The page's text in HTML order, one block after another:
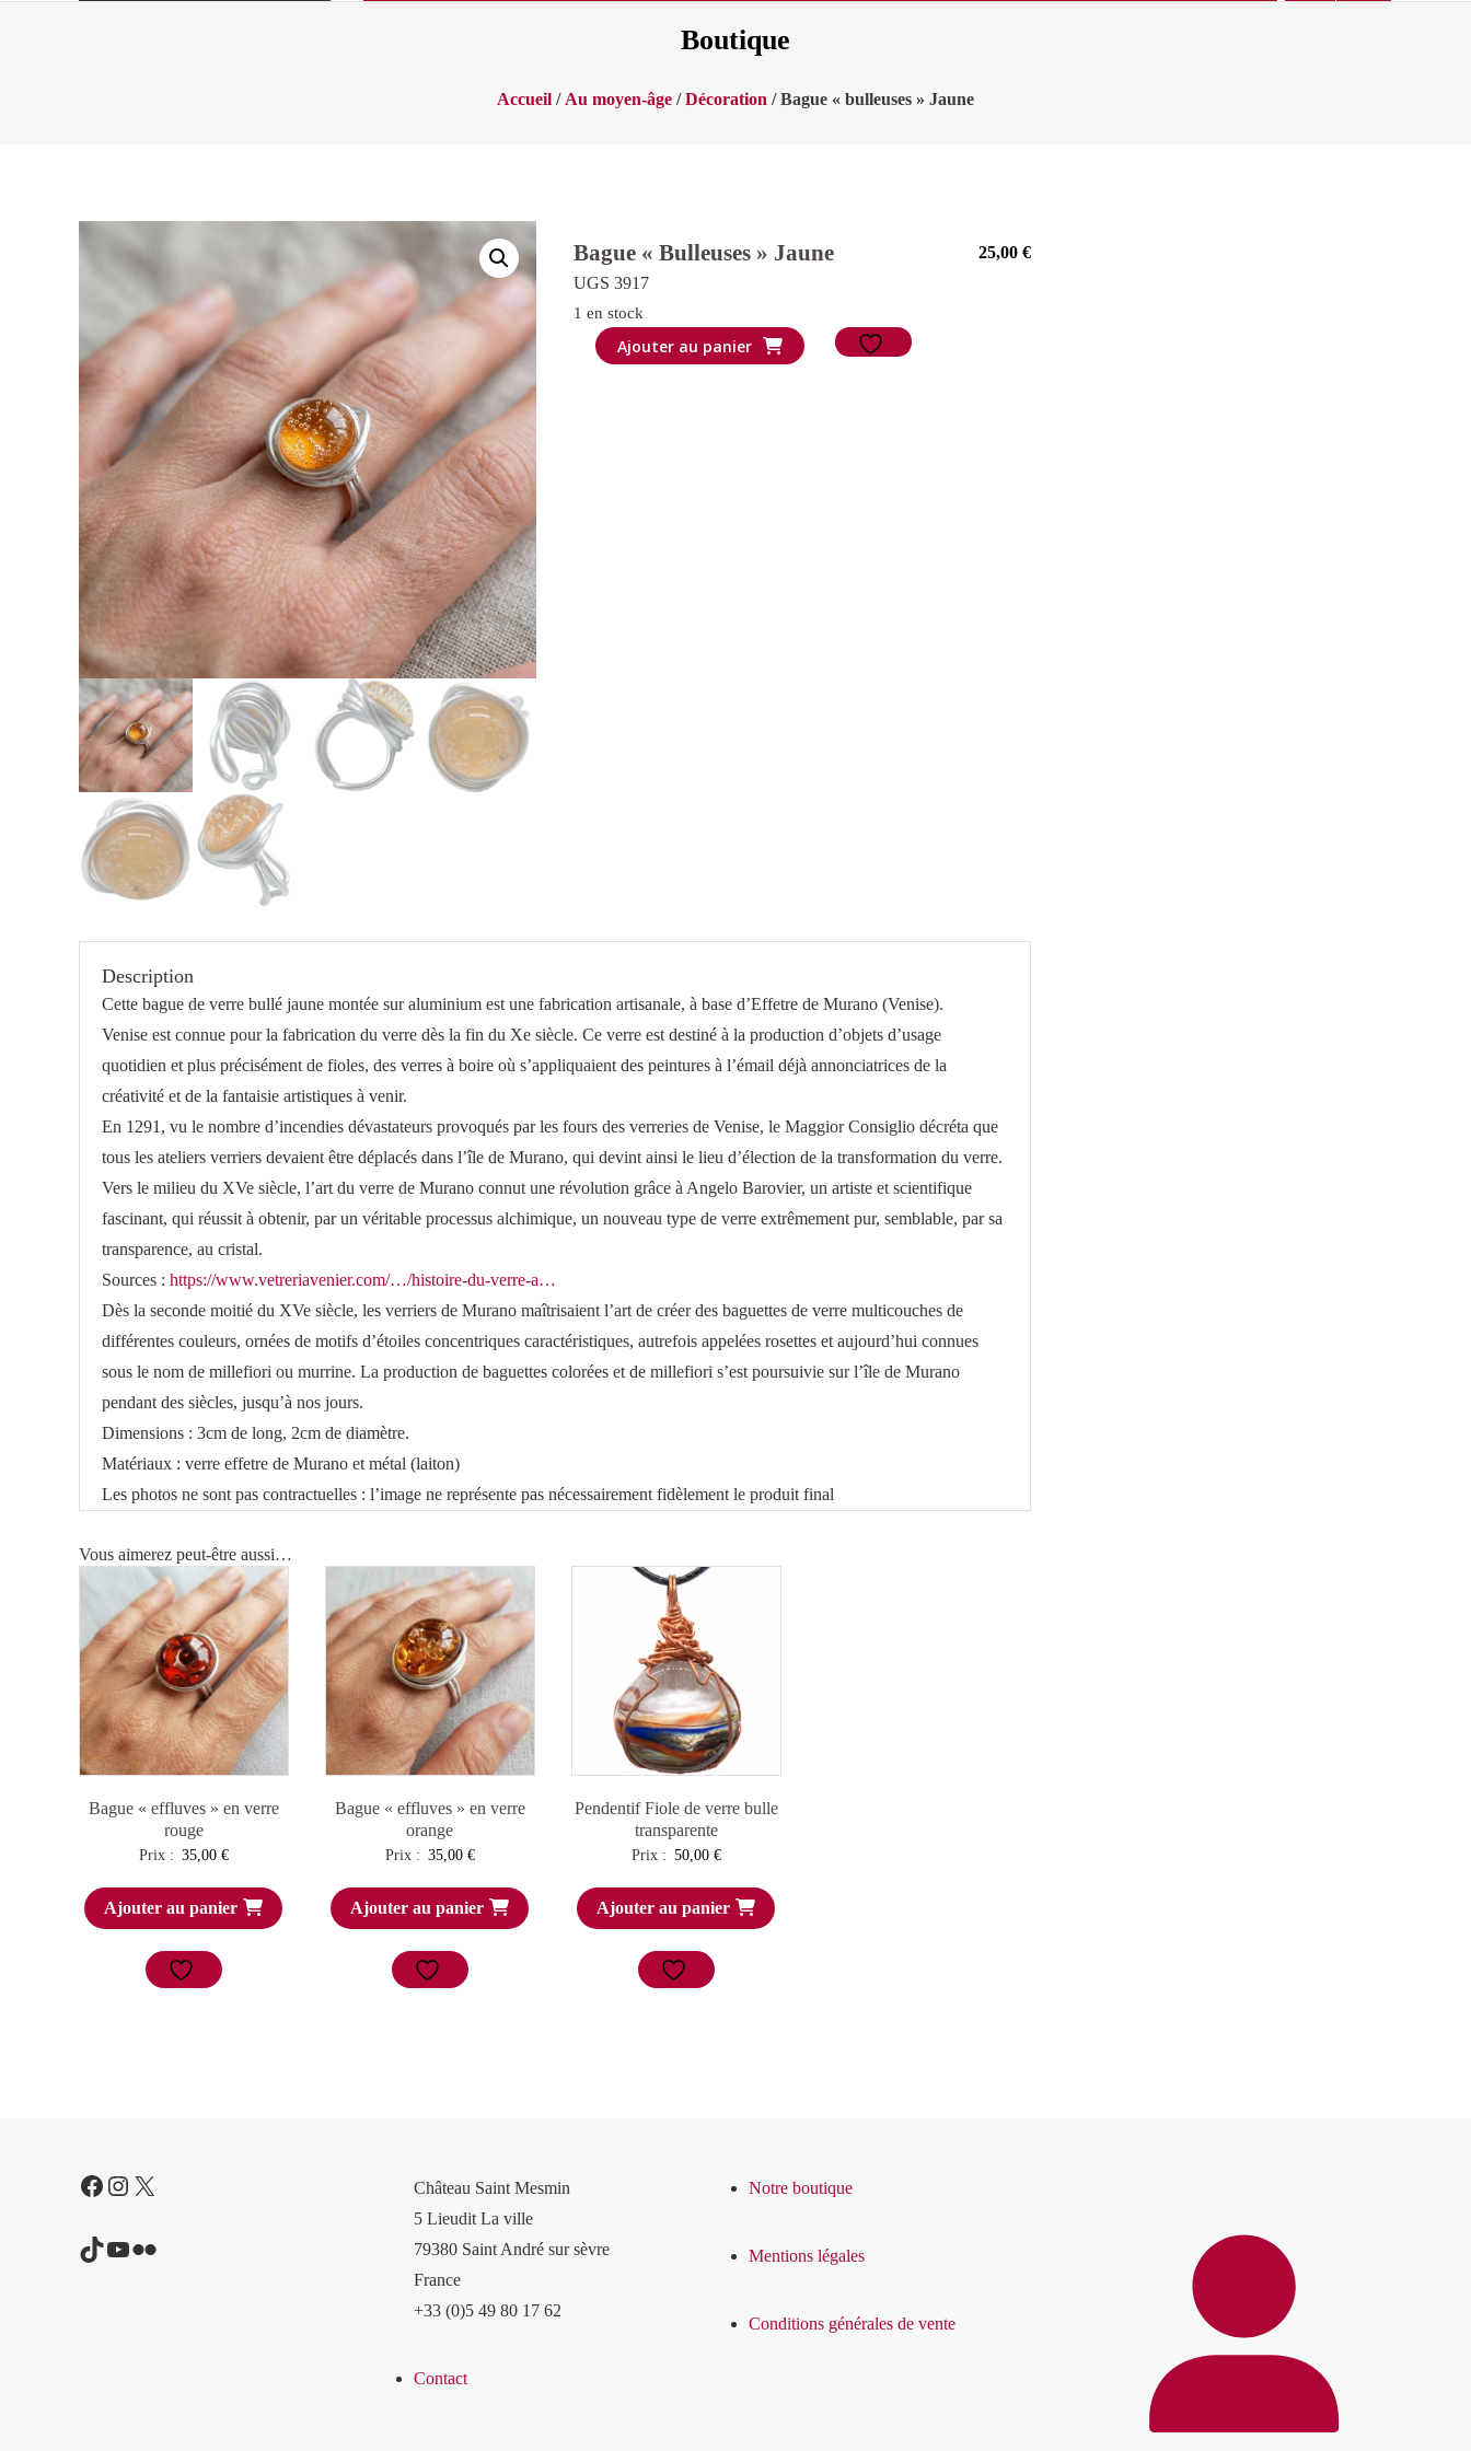
Boutique
Accueil / Au moyen-âge /Décoration / Bague « bulleuses » Jaune
Bague « Bulleuses » Jaune 25,00 €
UGS 3917
1 en stock
quantitéAjouter au panier
Description
Cette bague de verre bullé jaune montée sur aluminium est une fabrication artisanale, à base d’Effetre de Murano (Venise).
Venise est connue pour la fabrication du verre dès la fin du Xe siècle. Ce verre est destiné à la production d’objets d’usage
quotidien et plus précisément de fioles, des verres à boire où s’appliquaient des peintures à l’émail déjà annonciatrices de la
créativité et de la fantaisie artistiques à venir.
En 1291, vu le nombre d’incendies dévastateurs provoqués par les fours des verreries de Venise, le Maggior Consiglio décréta que
tous les ateliers verriers devaient être déplacés dans l’île de Murano, qui devint ainsi le lieu d’élection de la transformation du verre.
Vers le milieu du XVe siècle, l’art du verre de Murano connut une révolution grâce à Angelo Barovier, un artiste et scientifique
fascinant, qui réussit à obtenir, par un véritable processus alchimique, un nouveau type de verre extrêmement pur, semblable, par sa
transparence, au cristal.
Sources : https://www.vetreriavenier.com/…/histoire-du-verre-a…
Dès la seconde moitié du XVe siècle, les verriers de Murano maîtrisaient l’art de créer des baguettes de verre multicouches de
différentes couleurs, ornées de motifs d’étoiles concentriques caractéristiques, autrefois appelées rosettes et aujourd’hui connues
sous le nom de millefiori ou murrine. La production de baguettes colorées et de millefiori s’est poursuivie sur l’île de Murano
pendant des siècles, jusqu’à nos jours.
Dimensions : 3cm de long, 2cm de diamètre.
Matériaux : verre effetre de Murano et métal (laiton)
Les photos ne sont pas contractuelles : l’image ne représente pas nécessairement fidèlement le produit final
Vous aimerez peut-être aussi…
Bague « effluves » en verre
rouge
Prix : 35,00 €
Ajouter au panier
Bague « effluves » en verre
orange
Prix : 35,00 €
Ajouter au panier
Pendentif Fiole de verre bulle
transparente
Prix : 50,00 €
Ajouter au panier
Facebook
Instagram
X
TikTok
YouTube
Flickr
Château Saint Mesmin
5 Lieudit La ville
79380 Saint André sur sèvre
France
+33 (0)5 49 80 17 62
Contact
Notre boutique
Mentions légales
Conditions générales de vente